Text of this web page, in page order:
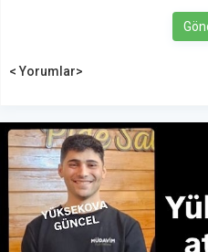
< Yorumlar>